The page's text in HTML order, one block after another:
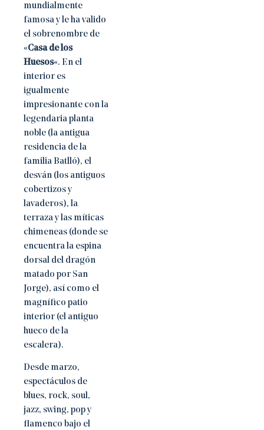
mundialmente
famosa y le ha valido
el sobrenombre de
«Casa de los
Huesos«. En el
interior es
igualmente
impresionante con la
legendaria planta
noble (la antigua
residencia de la
familia Batlló), el
desván (los antiguos
cobertizos y
lavaderos), la
terraza y las míticas
chimeneas (donde se
encuentra la espina
dorsal del dragón
matado por San
Jorge), así como el
magnífico patio
interior (el antiguo
hueco de la
escalera).
Desde marzo,
espectáculos de
blues, rock, soul,
jazz, swing, pop y
flamenco bajo el